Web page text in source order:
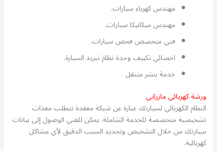
مهندس كهرباء سيارات.
مهندس ميكانيكا سيارات.
فني متخصص فحص سيارات.
اخصائي تكييف وحدة نظام تبريد السيارة.
خدمة بنشر متنقل
ورشة كهريائي مازراتي
النظام الكهربائي لسيارتك عبارة عن شبكة معقدة تتطلب معدات
تشخيصية متخصصة للخدمة الشاملة. يمكن للفني الوصول إلى بيانات
سيارتك من خلال التشخيص وتحديد السبب الدقيق لأي مشاكل
كهربائية.